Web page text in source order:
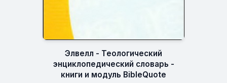
Элвелл - Теологический
энциклопедический словарь -
книги и модуль BibleQuote